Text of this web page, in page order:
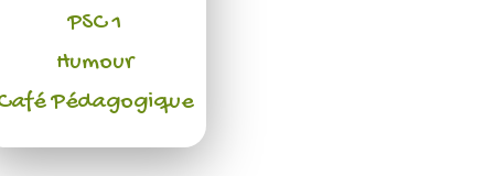
PSC 1
Humour
Pédagogique